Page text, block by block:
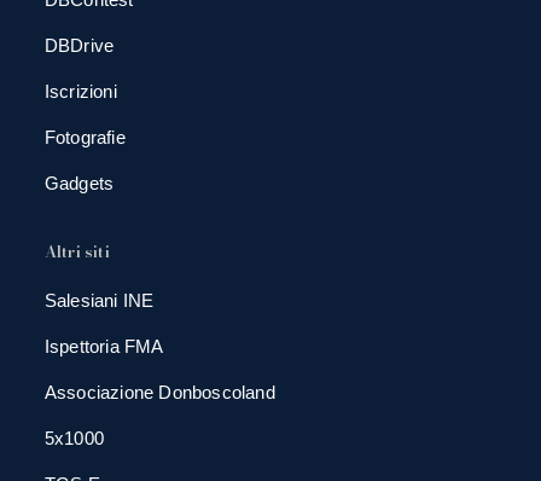
DBDrive
Iscrizioni
Fotografie
Gadgets
Altri siti
Salesiani INE
Ispettoria FMA
Associazione Donboscoland
5x1000